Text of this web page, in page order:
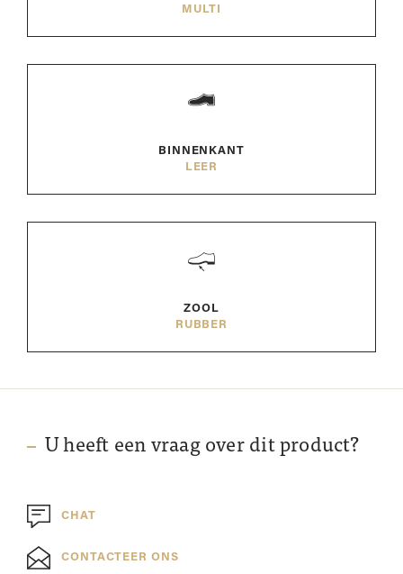
MULTI
BINNENKANT
LEER
ZOOL
RUBBER
U heeft een vraag over dit product?
CHAT
CONTACTEER ONS